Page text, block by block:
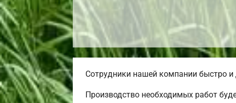
Сотрудники нашей компании быстро
Производство необходимых работ